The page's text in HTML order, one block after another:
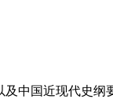
中国近现代史纲